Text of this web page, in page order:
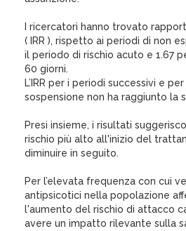
I ricercatori hanno trovato
( IRR ), rispetto ai periodi di non
il periodo di rischio acuto e 1.67
60 giorni.
L’IRR per i periodi successivi e
sospensione non ha raggiunto la
Presi insieme, i risultati
rischio più alto all'inizio del
diminuire in seguito.
Per l’elevata frequenza con cui
antipsicotici nella popolazione
l'aumento del rischio di attacco
avere un impatto rilevante sulla